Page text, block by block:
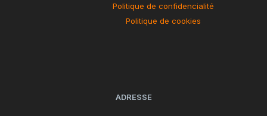
Politique de confidencialité
Politique de cookies
ADRESSE